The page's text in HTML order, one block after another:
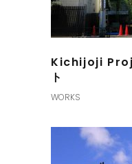
Kichijoji
ト
WORKS